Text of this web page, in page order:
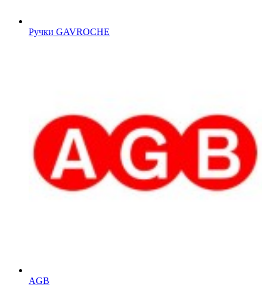
Ручки GAVROCHE
AGB